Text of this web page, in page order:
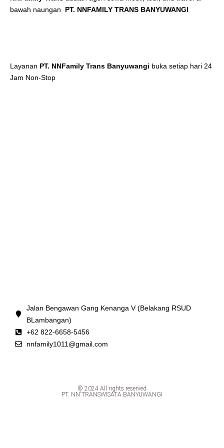
bawah naungan PT. NNFAMILY TRANS BANYUWANGI
Layanan PT. NNFamily Trans Banyuwangi buka setiap hari 24
Jam Non-Stop
Jalan Bengawan Gang Kenanga V (Belakang RSUD
BLambangan)
+62 822-6658-5456
nnfamily1011@gmail.com
© 2024 All rights reserved
PT. NN'TRANSWISATA BANYUWANGI